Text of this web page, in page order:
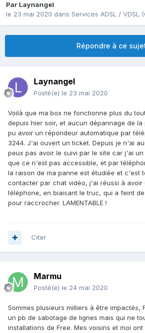
Par Laynangel
le 23 mai 2020 dans Services ADSL / VDSL
Répondre à ce
Laynangel
Posté(e) le 23 mai 2020
Voilà que ma box ne fonctionne plus du
depuis hier soir, et aucun dépannage de
pu avoir un répondeur automatique par
3244. J'ai ouvert un ticket. Depuis je n'ai
peux pas avoir le suivi par le site car j'ai
que ce n'est pas accessible, et par
la raison de ma panne est étudiée et c'est
contacter par chat vidéo, j'ai réussi à avoir
téléphone, en biaisant le truc, qui a feint
pour raccrocher. LAMENTABLE !
Citer
Marmu
Posté(e) le 24 mai 2020
Sommes plusieurs milliers à être impactés,
un pb de sabotage de lignes mais qui ne
installations de Free. Mes voisins et moi